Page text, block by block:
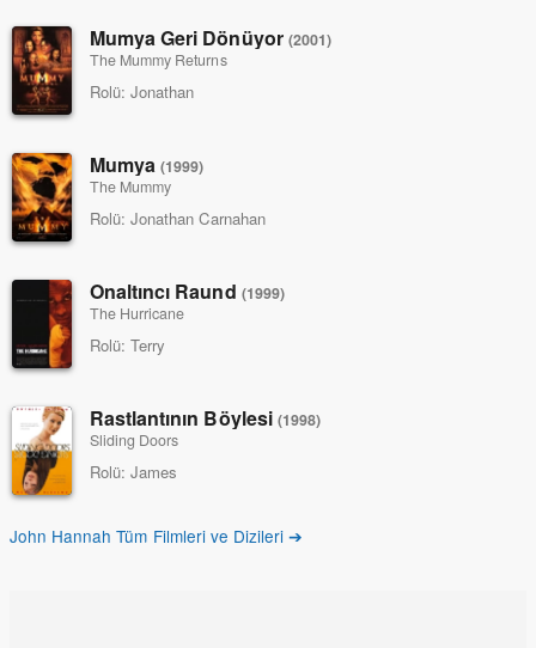
Mumya Geri Dönüyor (2001)
The Mummy Returns
Rolü: Jonathan
Mumya(1999)
The Mummy
Rolü: Jonathan Carnahan
Onaltıncı Raund (1999)
The Hurricane
Rolü: Terry
Rastlantının Böylesi (1998)
Sliding Doors
Rolü: James
John Hannah Tüm Filmleri ve Dizileri ➔